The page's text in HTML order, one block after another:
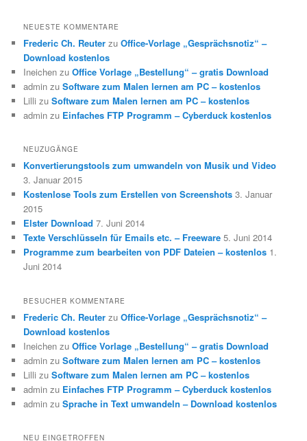
NEUESTE KOMMENTARE
Frederic Ch. Reuter zuOffice-Vorlage „Gesprächsnotiz“ –
Download kostenlos
Ineichen zuOffice Vorlage „Bestellung“ – gratis Download
admin zuSoftware zum Malen lernen am PC – kostenlos
Lilli zuSoftware zum Malen lernen am PC – kostenlos
admin zu Einfaches FTP Programm – Cyberduck kostenlos
NEUZUGÄNGE
Konvertierungstools zum umwandeln von Musik und Video
3. Januar 2015
Kostenlose Tools zum Erstellen von Screenshots 3. Januar
2015
Elster Download 7. Juni 2014
Texte Verschlüsseln für Emails etc. – Freeware 5. Juni 2014
Programme zum bearbeiten von PDF Dateien – kostenlos 1.
Juni 2014
BESUCHER KOMMENTARE
Frederic Ch. Reuter zuOffice-Vorlage „Gesprächsnotiz“ –
Download kostenlos
Ineichen zuOffice Vorlage „Bestellung“ – gratis Download
admin zuSoftware zum Malen lernen am PC – kostenlos
Lilli zuSoftware zum Malen lernen am PC – kostenlos
admin zu Einfaches FTP Programm – Cyberduck kostenlos
admin zuSprache in Text umwandeln – Download kostenlos
NEU EINGETROFFEN